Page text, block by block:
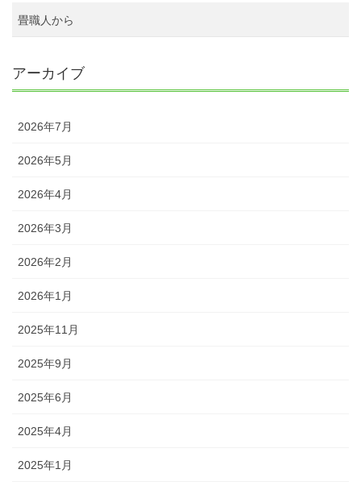
畳職人から
アーカイブ
2026年7月
2026年5月
2026年4月
2026年3月
2026年2月
2026年1月
2025年11月
2025年9月
2025年6月
2025年4月
2025年1月